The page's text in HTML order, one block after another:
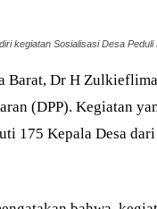
kegiatan Sosialisasi Desa
Barat, Dr H
(DPP). Kegiatan
175 Kepala Desa